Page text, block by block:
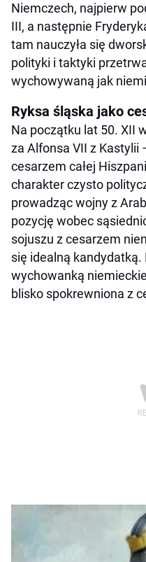
Niemczech, najpierw
III, a następnie
tam nauczyła się
polityki i taktyki
wychowywaną jak
Ryksa śląska jako
Na początku lat 50. XII
za Alfonsa VII z Kastylii
cesarzem całej
charakter czysto
prowadząc wojny z
pozycję wobec
sojuszu z cesarzem
się idealną kandydatką.
wychowanką
blisko spokrewniona z